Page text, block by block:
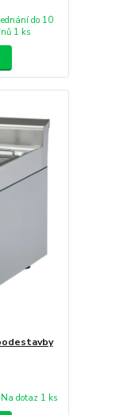
do 10
1 ks
Na dotaz 1 ks